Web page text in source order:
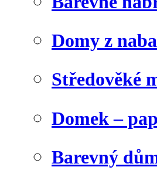
Domy z
Středověké
Domek –
Barevný